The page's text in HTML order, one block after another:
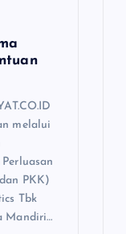
melalui
PKK)
Tbk
Mandiri…